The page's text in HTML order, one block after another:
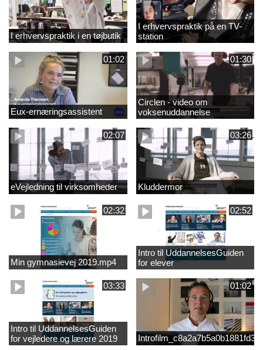
I erhvervspraktik i en tøjbutik
I erhvervspraktik på en TV-
station
01:02
Eux-ernæringsassistent
01:30
Circlen - video om
voksenuddannelse
02:07
eVejledning til virksomheder
03:26
Kluddermor
02:32
Min gymnasievej 2019.mp4
02:52
Intro til UddannelsesGuiden
for elever
03:33
Intro til UddannelsesGuiden
for vejledere og lærere 2019
01:02